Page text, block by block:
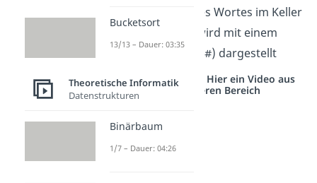
vor Eingabe des Wortes im Keller
steht. Dieses wird mit einem
Rautezeichen (#) dargestellt
Studyflix vernetzt: Hier ein Video aus
einem anderen Bereich
Bucketsort
13/13 – Dauer: 03:35
Theoretische Informatik
Datenstrukturen
Binärbaum
1/7 – Dauer: 04:26